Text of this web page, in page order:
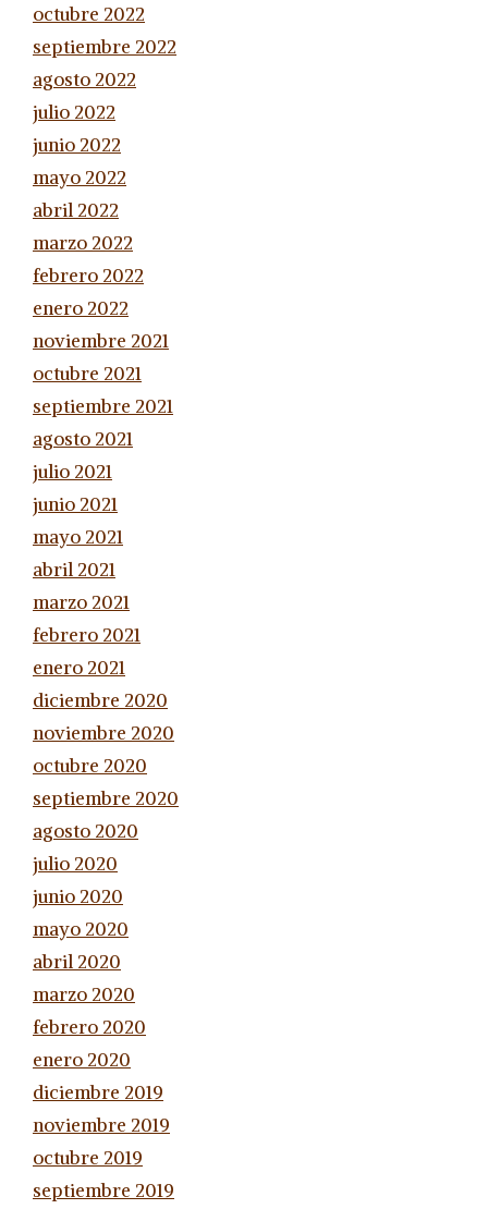
octubre 2022
septiembre 2022
agosto 2022
julio 2022
junio 2022
mayo 2022
abril 2022
marzo 2022
febrero 2022
enero 2022
noviembre 2021
octubre 2021
septiembre 2021
agosto 2021
julio 2021
junio 2021
mayo 2021
abril 2021
marzo 2021
febrero 2021
enero 2021
diciembre 2020
noviembre 2020
octubre 2020
septiembre 2020
agosto 2020
julio 2020
junio 2020
mayo 2020
abril 2020
marzo 2020
febrero 2020
enero 2020
diciembre 2019
noviembre 2019
octubre 2019
septiembre 2019